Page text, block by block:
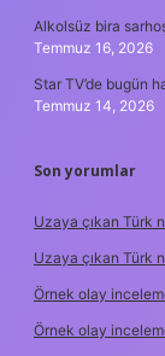
Alkolsüz bira
Temmuz 16, 2026
Star TV’de bugün
Temmuz 14, 2026
Son yorumlar
Uzaya çıkan Türk
Uzaya çıkan Türk
Örnek olay
Örnek olay